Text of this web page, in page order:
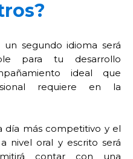
segundo idioma será
para tu desarrollo
ideal que
requiere en la
día más competitivo y el
nivel oral y escrito será
contar con una